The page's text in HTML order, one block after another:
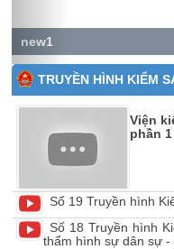
new1
TRUYỀN HÌNH KIỂM
Viện
phần 1
Số 19 Truyền hình
Số 18 Truyền hình
thẩm hình sự dân sự